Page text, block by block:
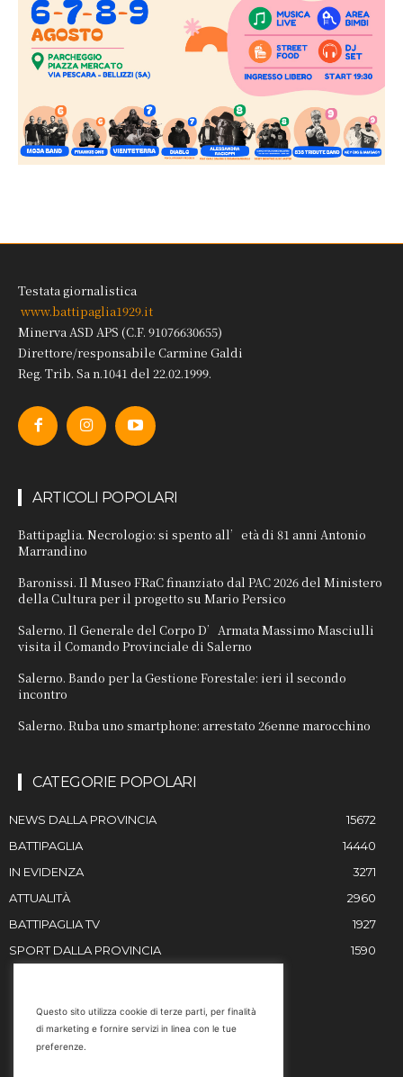
Testata giornalistica
www.battipaglia1929.it
Minerva ASD APS (C.F. 91076630655)
Direttore/responsabile Carmine Galdi
Reg. Trib. Sa n.1041 del 22.02.1999.
ARTICOLI POPOLARI
Battipaglia. Necrologio: si spento all’età di 81 anni Antonio
Marrandino
Baronissi. Il Museo FRaC finanziato dal PAC 2026 del Ministero
della Cultura per il progetto su Mario Persico
Salerno. Il Generale del Corpo D’Armata Massimo Masciulli
visita il Comando Provinciale di Salerno
Salerno. Bando per la Gestione Forestale: ieri il secondo
incontro
Salerno. Ruba uno smartphone: arrestato 26enne marocchino
CATEGORIE POPOLARI
NEWS DALLA PROVINCIA
15672
BATTIPAGLIA
14440
IN EVIDENZA
3271
ATTUALITÀ
2960
BATTIPAGLIA TV
1927
SPORT DALLA PROVINCIA
1590
Email
Questo sito utilizza cookie di terze parti, per finalità
di marketing e fornire servizi in linea con le tue
preferenze.